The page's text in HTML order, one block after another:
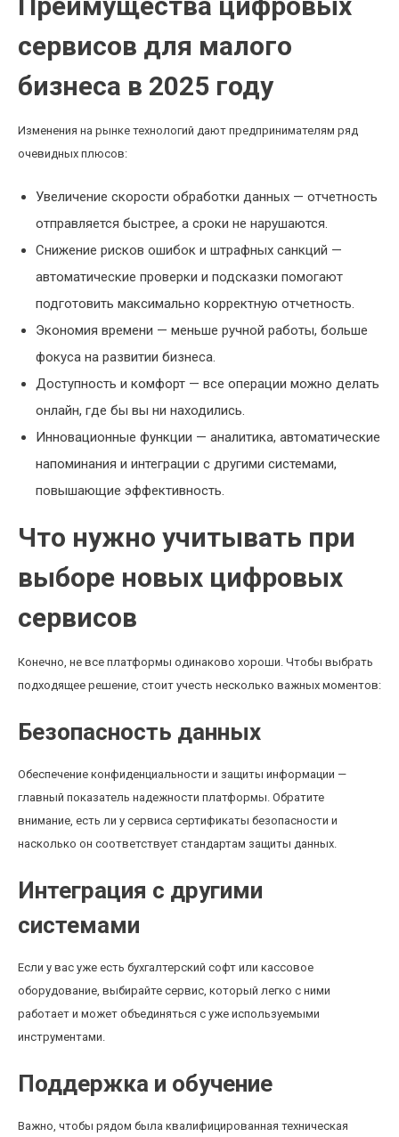
сервисов для малого
бизнеса в 2025 году
Изменения на рынке технологий дают предпринимателям ряд
очевидных плюсов:
Увеличение скорости обработки данных — отчетность
отправляется быстрее, а сроки не нарушаются.
Снижение рисков ошибок и штрафных санкций —
автоматические проверки и подсказки помогают
подготовить максимально корректную отчетность.
Экономия времени — меньше ручной работы, больше
фокуса на развитии бизнеса.
Доступность и комфорт — все операции можно делать
онлайн, где бы вы ни находились.
Инновационные функции — аналитика, автоматические
напоминания и интеграции с другими системами,
повышающие эффективность.
Что нужно учитывать при
выборе новых цифровых
сервисов
Конечно, не все платформы одинаково хороши. Чтобы выбрать
подходящее решение, стоит учесть несколько важных моментов:
Безопасность данных
Обеспечение конфиденциальности и защиты информации —
главный показатель надежности платформы. Обратите
внимание, есть ли у сервиса сертификаты безопасности и
насколько он соответствует стандартам защиты данных.
Интеграция с другими
системами
Если у вас уже есть бухгалтерский софт или кассовое
оборудование, выбирайте сервис, который легко с ними
работает и может объединяться с уже используемыми
инструментами.
Поддержка и обучение
Важно, чтобы рядом была квалифицированная техническая